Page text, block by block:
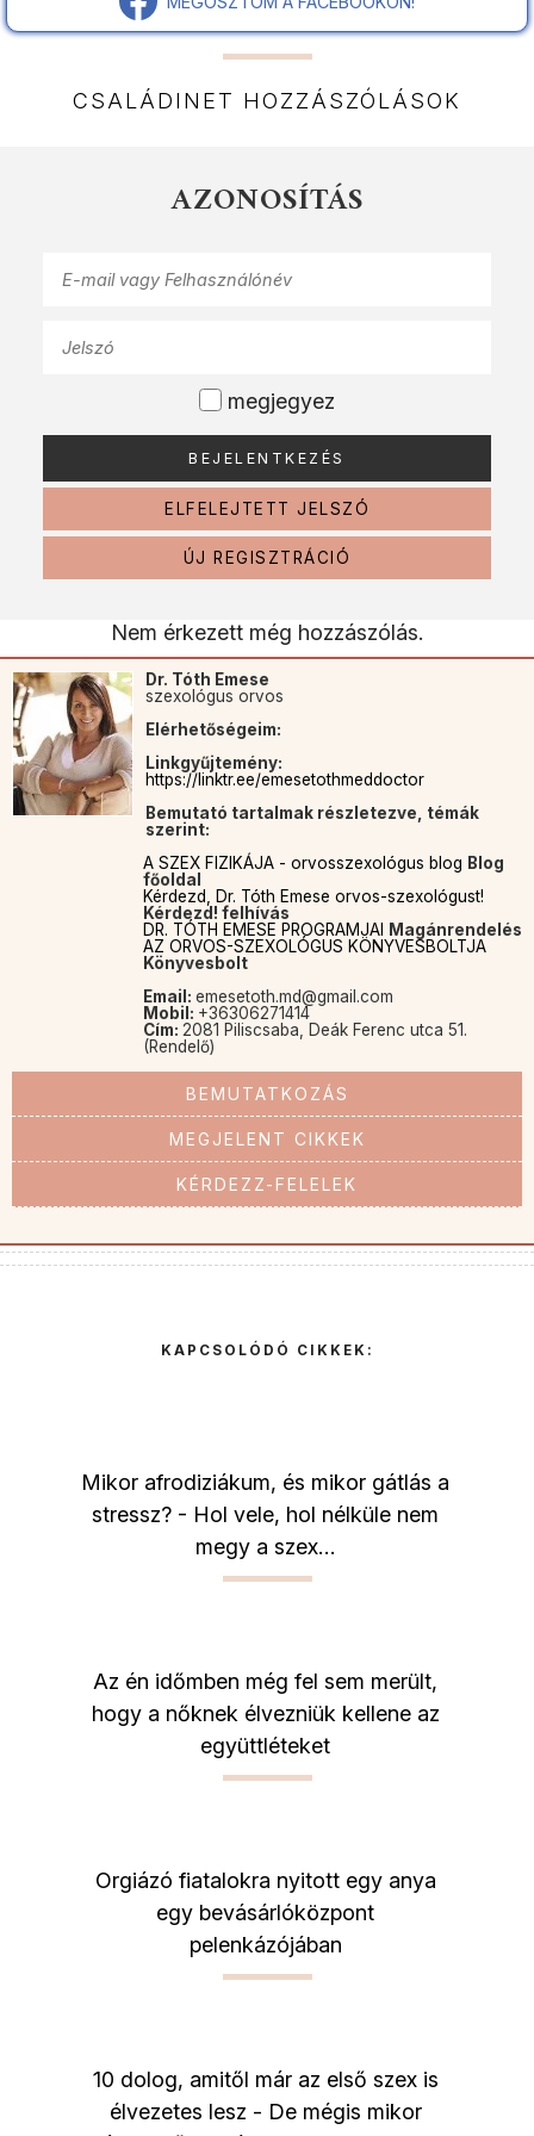
CSALÁDINET HOZZÁSZÓLÁSOK
AZONOSÍTÁS
megjegyez
ELFELEJTETT JELSZÓ
ÚJ REGISZTRÁCIÓ
Nem érkezett még hozzászólás.
Dr. Tóth Emese
szexológus orvos
Elérhetőségeim:
Linkgyűjtemény:
https://linktr.ee/emesetothmeddoctor
Bemutató tartalmak részletezve, témák
szerint:
A SZEX FIZIKÁJA - orvosszexológus blog Blog
főoldal
Kérdezd, Dr. Tóth Emese orvos-szexológust!
Kérdezd! felhívás
DR. TÓTH EMESE PROGRAMJAI
Magánrendelés
AZ ORVOS-SZEXOLÓGUS KÖNYVESBOLTJA
Könyvesbolt
Email: emesetoth.md@gmail.com
Mobil: +36306271414
Cím: 2081 Piliscsaba, Deák Ferenc utca 51.
(Rendelő)
BEMUTATKOZÁS
MEGJELENT CIKKEK
KÉRDEZZ-FELELEK
KAPCSOLÓDÓ CIKKEK:
Mikor afrodiziákum, és mikor gátlás a
stressz? - Hol vele, hol nélküle nem
megy a szex…
Az én időmben még fel sem merült,
hogy a nőknek élvezniük kellene az
együttléteket
Orgiázó fiatalokra nyitott egy anya
egy bevásárlóközpont
pelenkázójában
10 dolog, amitől már az első szex is
élvezetes lesz - De mégis mikor